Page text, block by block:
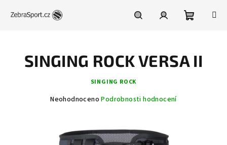
košík
SINGING ROCK VERSA II
SINGING ROCK
Průměrné
0,0
Neohodnoceno Podrobnosti hodnocení